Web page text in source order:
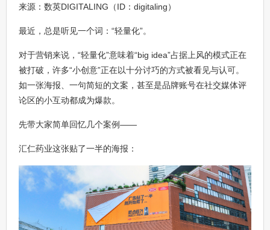
来源：数英DIGITALING（ID：digitaling）
最近，总是听见一个词：“轻量化”。
对于营销来说，“轻量化”意味着“big idea”占据上风的模式正在
被打破，许多“小创意”正在以十分讨巧的方式被看见与认可。
如一张海报、一句简短的文案，甚至是品牌账号在社交媒体评
论区的小互动都成为爆款。
先带大家简单回忆几个案例——
汇仁药业这张贴了一半的海报：